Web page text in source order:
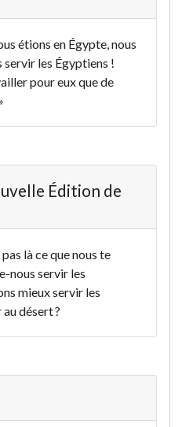
étions en Égypte, nous
servir les Égyptiens !
pour eux que de
Édition de
pas là ce que nous te
nous servir les
mieux servir les
désert ?